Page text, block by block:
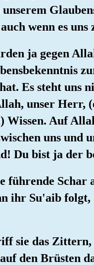
wenn es
ja gegen
Es steht uns
unser Herr,
Wissen. Auf
uns und
Du bist ja der
führende Schar
ihr Su'aib
sie das
den Brüsten